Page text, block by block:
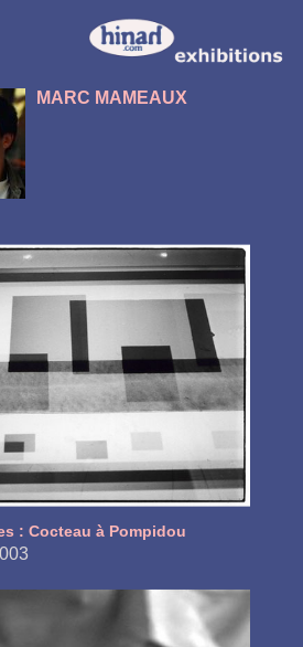
MARC MAMEAUX
: Cocteau à Pompidou